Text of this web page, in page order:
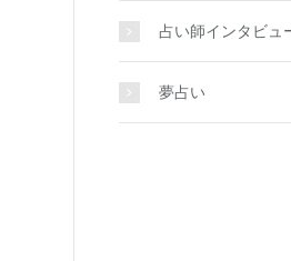
占い師インタビュ
夢占い